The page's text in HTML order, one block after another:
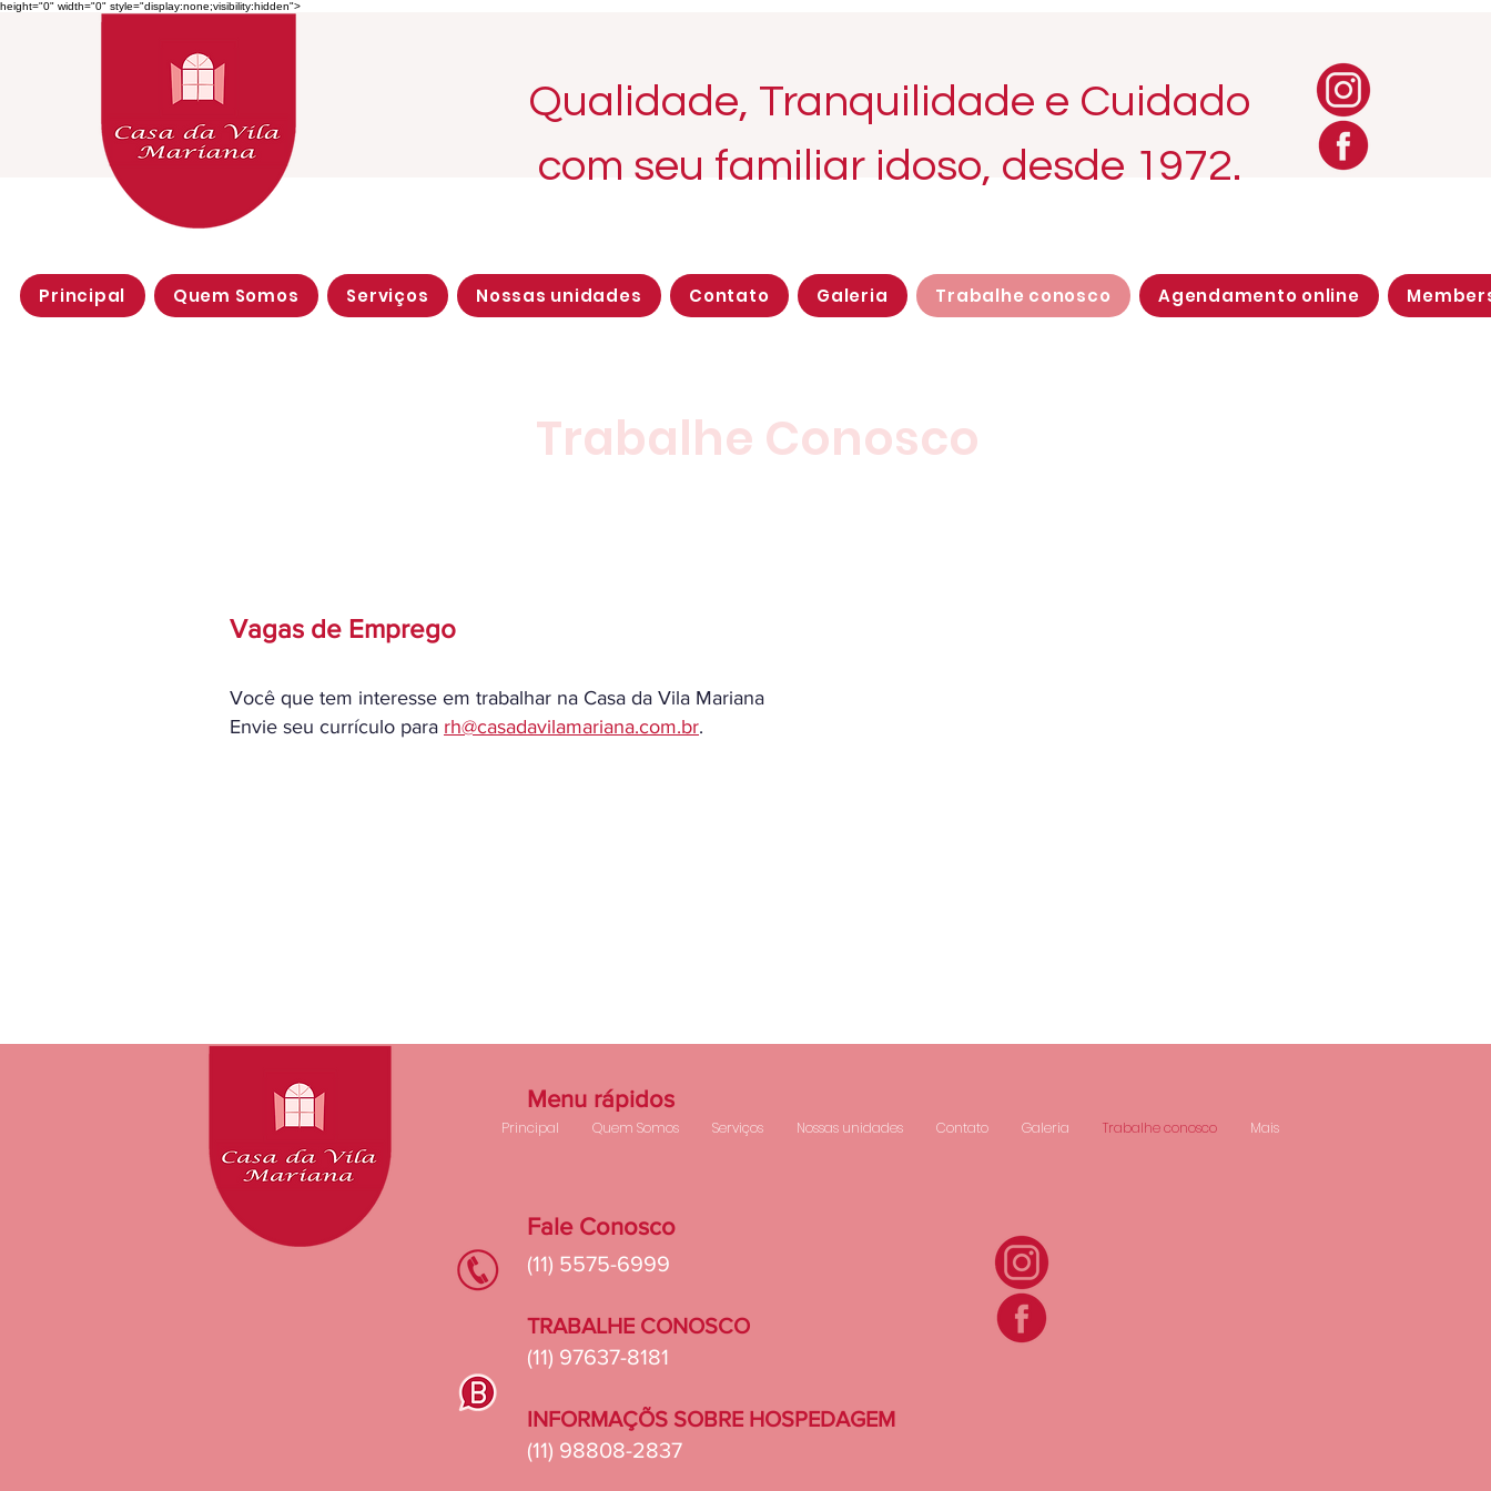
height="0" width="0" style="display:none;visibility:hidden">
Qualidade, Tranquilidade e Cuidado
com seu familiar idoso, desde 1972.
Principal Quem Somos Serviços Nossas unidades Contato Galeria Trabalhe conosco Agendamento online
Trabalhe Conosco
Vagas de Emprego
Você que tem interesse em trabalhar na Casa da Vila Mariana
Envie seu currículo para rh@casadavilamariana.com.br.
Principal Quem Somos Serviços Nossas unidades Contato Galeria Trabalhe conosco Mais
Menu rápidos
Fale Conosco
(11) 5575-6999
TRABALHE CONOSCO​
(11) 97637-8181
INFORMAÇÕS SOBRE HOSPEDAGEM
(11) 98808-2837